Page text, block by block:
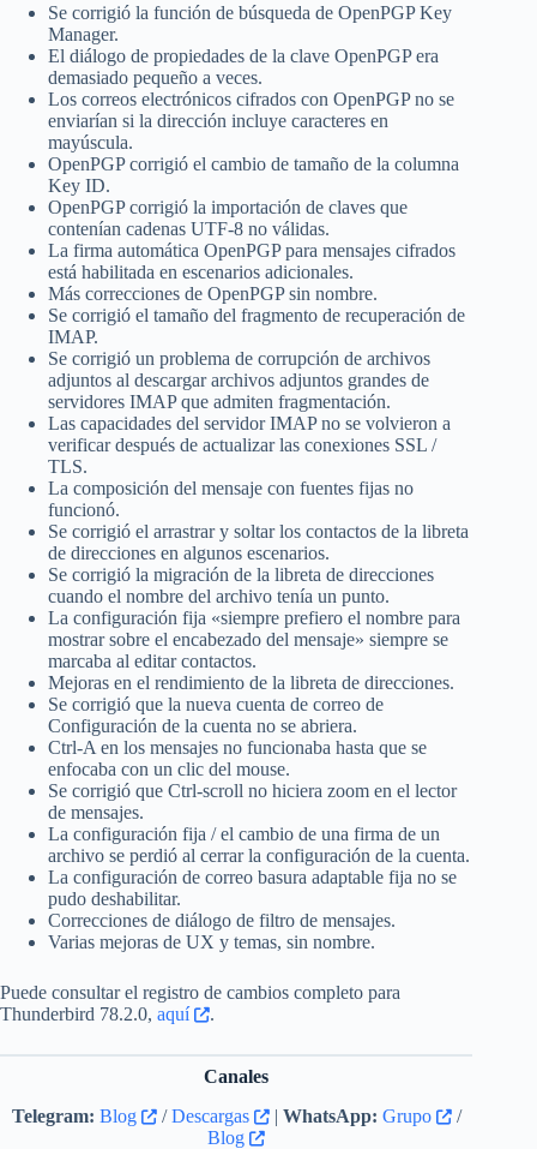
Se corrigió la función de búsqueda de OpenPGP Key
Manager.
El diálogo de propiedades de la clave OpenPGP era
demasiado pequeño a veces.
Los correos electrónicos cifrados con OpenPGP no se
enviarían si la dirección incluye caracteres en
mayúscula.
OpenPGP corrigió el cambio de tamaño de la columna
Key ID.
OpenPGP corrigió la importación de claves que
contenían cadenas UTF-8 no válidas.
La firma automática OpenPGP para mensajes cifrados
está habilitada en escenarios adicionales.
Más correcciones de OpenPGP sin nombre.
Se corrigió el tamaño del fragmento de recuperación de
IMAP.
Se corrigió un problema de corrupción de archivos
adjuntos al descargar archivos adjuntos grandes de
servidores IMAP que admiten fragmentación.
Las capacidades del servidor IMAP no se volvieron a
verificar después de actualizar las conexiones SSL /
TLS.
La composición del mensaje con fuentes fijas no
funcionó.
Se corrigió el arrastrar y soltar los contactos de la libreta
de direcciones en algunos escenarios.
Se corrigió la migración de la libreta de direcciones
cuando el nombre del archivo tenía un punto.
La configuración fija «siempre prefiero el nombre para
mostrar sobre el encabezado del mensaje» siempre se
marcaba al editar contactos.
Mejoras en el rendimiento de la libreta de direcciones.
Se corrigió que la nueva cuenta de correo de
Configuración de la cuenta no se abriera.
Ctrl-A en los mensajes no funcionaba hasta que se
enfocaba con un clic del mouse.
Se corrigió que Ctrl-scroll no hiciera zoom en el lector
de mensajes.
La configuración fija / el cambio de una firma de un
archivo se perdió al cerrar la configuración de la cuenta.
La configuración de correo basura adaptable fija no se
pudo deshabilitar.
Correcciones de diálogo de filtro de mensajes.
Varias mejoras de UX y temas, sin nombre.
Puede consultar el registro de cambios completo para
Thunderbird 78.2.0, aquí .
Canales
Telegram: Blog /Descargas | WhatsApp: Grupo
/
Blog